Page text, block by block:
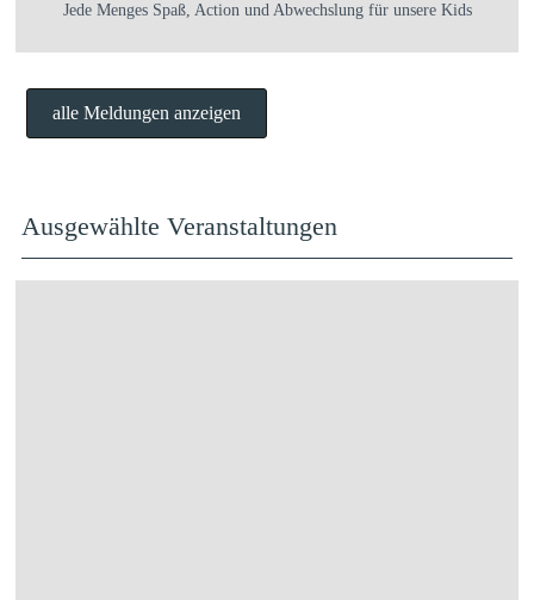
Jede Menges Spaß, Action und Abwechslung für unsere Kids
alle Meldungen anzeigen
Ausgewählte Veranstaltungen